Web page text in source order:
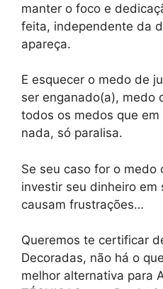
manter o foco e
feita, independente da
apareça.
E esquecer o medo de
ser enganado(a), medo
todos os medos que
nada, só paralisa.
Se seu caso for o medo
investir seu dinheiro em
causam frustrações…
Queremos te certificar
Decoradas, não há o
melhor alternativa para